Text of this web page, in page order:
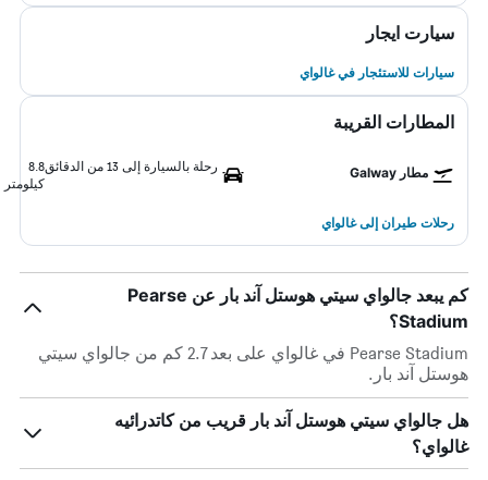
سيارت ايجار
سيارات للاستئجار في غالواي
المطارات القريبة
مطار Galway رحلة بالسيارة إلى 13 من الدقائق
8.8
كيلومتر
رحلات طيران إلى غالواي
كم يبعد جالواي سيتي هوستل آند بار عن Pearse
Stadium؟
Pearse Stadium في غالواي على بعد 2.7 كم من جالواي سيتي
هوستل آند بار.
هل جالواي سيتي هوستل آند بار قريب من كاتدرائيه
غالواي؟